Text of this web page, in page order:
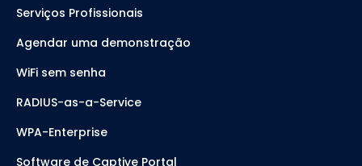
Serviços Profissionais
Agendar uma demonstração
WiFi sem senha
RADIUS-as-a-Service
WPA-Enterprise
Software de Captive Portal